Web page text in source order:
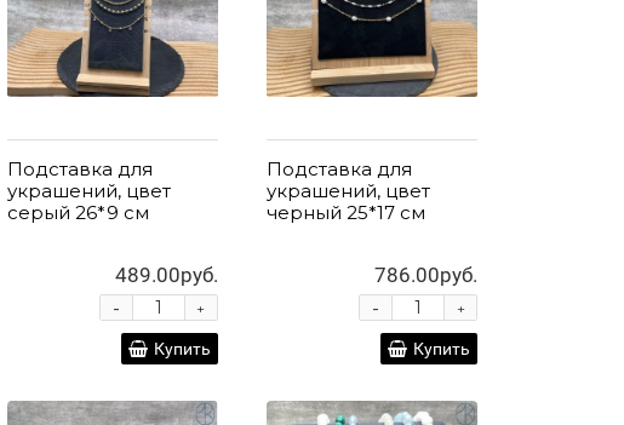
Подставка для
украшений, цвет
серый 26*9 см
489.00руб.
+
-
Купить
Подставка для
украшений, цвет
черный 25*17 см
786.00руб.
+
-
Купить